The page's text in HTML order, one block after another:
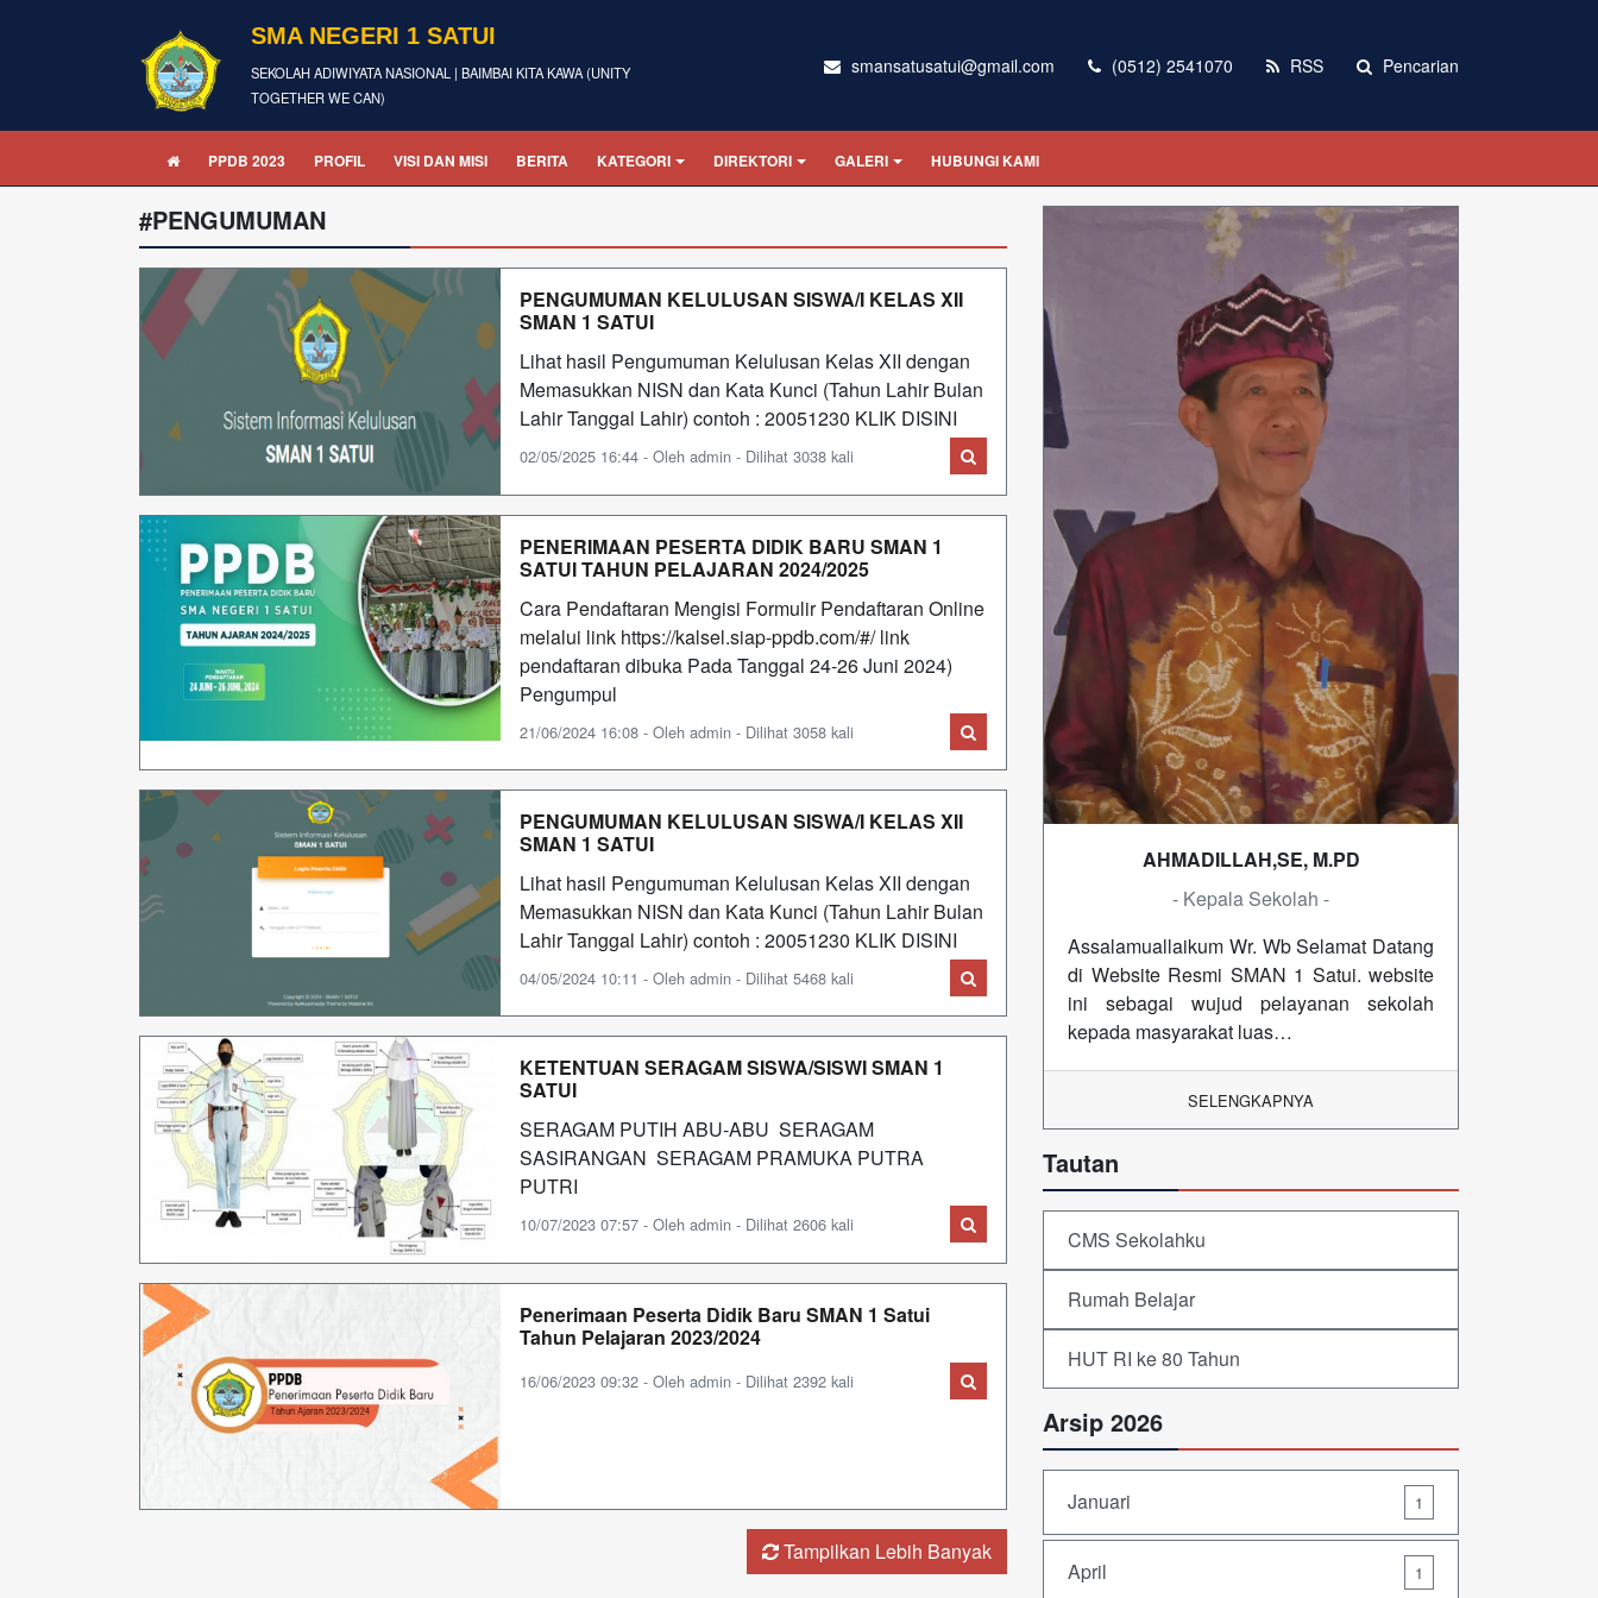
SMA NEGERI 1 SATUI
SEKOLAH ADIWIYATA NASIONAL | BAIMBAI KITA KAWA (UNITY
TOGETHER WE CAN)
smansatusatui@gmail.com (0512) 2541070 RSS Pencarian
PPDB 2023 PROFIL VISI DAN MISI BERITA KATEGORI DIREKTORI GALERI HUBUNGI KAMI
#PENGUMUMAN
PENGUMUMAN KELULUSAN SISWA/I KELAS XII
SMAN 1 SATUI
Lihat hasil Pengumuman Kelulusan Kelas XII dengan
Memasukkan NISN dan Kata Kunci (Tahun Lahir Bulan
Lahir Tanggal Lahir) contoh : 20051230 KLIK DISINI
02/05/2025 16:44 - Oleh admin - Dilihat 3038 kali
PENERIMAAN PESERTA DIDIK BARU SMAN 1
SATUI TAHUN PELAJARAN 2024/2025
Cara Pendaftaran Mengisi Formulir Pendaftaran Online
melalui link https://kalsel.siap-ppdb.com/#/ link
pendaftaran dibuka Pada Tanggal 24-26 Juni 2024)
Pengumpul
21/06/2024 16:08 - Oleh admin - Dilihat 3058 kali
PENGUMUMAN KELULUSAN SISWA/I KELAS XII
SMAN 1 SATUI
Lihat hasil Pengumuman Kelulusan Kelas XII dengan
Memasukkan NISN dan Kata Kunci (Tahun Lahir Bulan
Lahir Tanggal Lahir) contoh : 20051230 KLIK DISINI
04/05/2024 10:11 - Oleh admin - Dilihat 5468 kali
KETENTUAN SERAGAM SISWA/SISWI SMAN 1
SATUI
SERAGAM PUTIH ABU-ABU SERAGAM
SASIRANGAN SERAGAM PRAMUKA PUTRA
PUTRI
10/07/2023 07:57 - Oleh admin - Dilihat 2606 kali
Penerimaan Peserta Didik Baru SMAN 1 Satui
Tahun Pelajaran 2023/2024
16/06/2023 09:32 - Oleh admin - Dilihat 2392 kali
Tampilkan Lebih Banyak
AHMADILLAH,SE, M.PD
- Kepala Sekolah -
Assalamuallaikum Wr. Wb Selamat Datang
di Website Resmi SMAN 1 Satui. website
ini sebagai wujud pelayanan sekolah
kepada masyarakat luas…
SELENGKAPNYA
Tautan
CMS Sekolahku
Rumah Belajar
HUT RI ke 80 Tahun
Arsip 2026
Januari 1
April 1